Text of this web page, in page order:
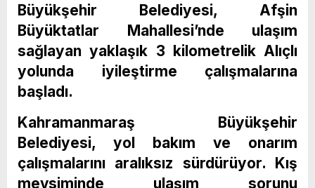
Büyükşehir Belediyesi, Afşin
Büyüktatlar Mahallesi’nde ulaşım
sağlayan yaklaşık 3 kilometrelik Alıçlı
yolunda iyileştirme çalışmalarına
başladı.
Kahramanmaraş Büyükşehir
Belediyesi, yol bakım ve onarım
çalışmalarını aralıksız sürdürüyor. Kış
mevsiminde ulaşım sorunu